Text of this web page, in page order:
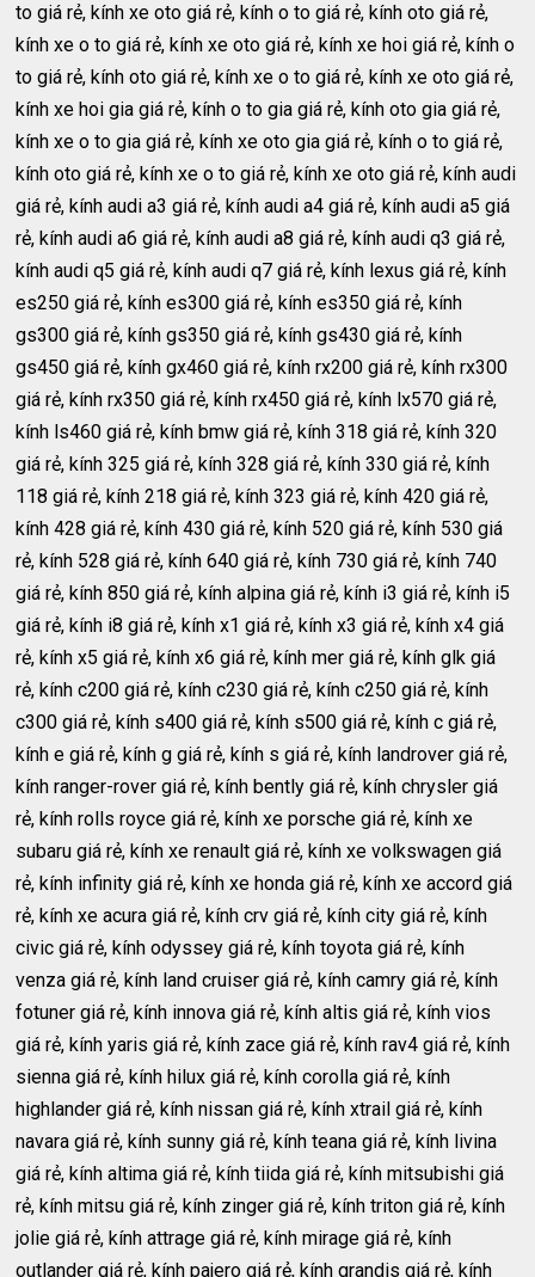
to giá rẻ, kính xe oto giá rẻ, kính o to giá rẻ, kính oto giá rẻ,
kính xe o to giá rẻ, kính xe oto giá rẻ, kính xe hoi giá rẻ, kính o
to giá rẻ, kính oto giá rẻ, kính xe o to giá rẻ, kính xe oto giá rẻ,
kính xe hoi gia giá rẻ, kính o to gia giá rẻ, kính oto gia giá rẻ,
kính xe o to gia giá rẻ, kính xe oto gia giá rẻ, kính o to giá rẻ,
kính oto giá rẻ, kính xe o to giá rẻ, kính xe oto giá rẻ, kính audi
giá rẻ, kính audi a3 giá rẻ, kính audi a4 giá rẻ, kính audi a5 giá
rẻ, kính audi a6 giá rẻ, kính audi a8 giá rẻ, kính audi q3 giá rẻ,
kính audi q5 giá rẻ, kính audi q7 giá rẻ, kính lexus giá rẻ, kính
es250 giá rẻ, kính es300 giá rẻ, kính es350 giá rẻ, kính
gs300 giá rẻ, kính gs350 giá rẻ, kính gs430 giá rẻ, kính
gs450 giá rẻ, kính gx460 giá rẻ, kính rx200 giá rẻ, kính rx300
giá rẻ, kính rx350 giá rẻ, kính rx450 giá rẻ, kính lx570 giá rẻ,
kính ls460 giá rẻ, kính bmw giá rẻ, kính 318 giá rẻ, kính 320
giá rẻ, kính 325 giá rẻ, kính 328 giá rẻ, kính 330 giá rẻ, kính
118 giá rẻ, kính 218 giá rẻ, kính 323 giá rẻ, kính 420 giá rẻ,
kính 428 giá rẻ, kính 430 giá rẻ, kính 520 giá rẻ, kính 530 giá
rẻ, kính 528 giá rẻ, kính 640 giá rẻ, kính 730 giá rẻ, kính 740
giá rẻ, kính 850 giá rẻ, kính alpina giá rẻ, kính i3 giá rẻ, kính i5
giá rẻ, kính i8 giá rẻ, kính x1 giá rẻ, kính x3 giá rẻ, kính x4 giá
rẻ, kính x5 giá rẻ, kính x6 giá rẻ, kính mer giá rẻ, kính glk giá
rẻ, kính c200 giá rẻ, kính c230 giá rẻ, kính c250 giá rẻ, kính
c300 giá rẻ, kính s400 giá rẻ, kính s500 giá rẻ, kính c giá rẻ,
kính e giá rẻ, kính g giá rẻ, kính s giá rẻ, kính landrover giá rẻ,
kính ranger-rover giá rẻ, kính bently giá rẻ, kính chrysler giá
rẻ, kính rolls royce giá rẻ, kính xe porsche giá rẻ, kính xe
subaru giá rẻ, kính xe renault giá rẻ, kính xe volkswagen giá
rẻ, kính infinity giá rẻ, kính xe honda giá rẻ, kính xe accord giá
rẻ, kính xe acura giá rẻ, kính crv giá rẻ, kính city giá rẻ, kính
civic giá rẻ, kính odyssey giá rẻ, kính toyota giá rẻ, kính
venza giá rẻ, kính land cruiser giá rẻ, kính camry giá rẻ, kính
fotuner giá rẻ, kính innova giá rẻ, kính altis giá rẻ, kính vios
giá rẻ, kính yaris giá rẻ, kính zace giá rẻ, kính rav4 giá rẻ, kính
sienna giá rẻ, kính hilux giá rẻ, kính corolla giá rẻ, kính
highlander giá rẻ, kính nissan giá rẻ, kính xtrail giá rẻ, kính
navara giá rẻ, kính sunny giá rẻ, kính teana giá rẻ, kính livina
giá rẻ, kính altima giá rẻ, kính tiida giá rẻ, kính mitsubishi giá
rẻ, kính mitsu giá rẻ, kính zinger giá rẻ, kính triton giá rẻ, kính
jolie giá rẻ, kính attrage giá rẻ, kính mirage giá rẻ, kính
outlander giá rẻ, kính pajero giá rẻ, kính grandis giá rẻ, kính